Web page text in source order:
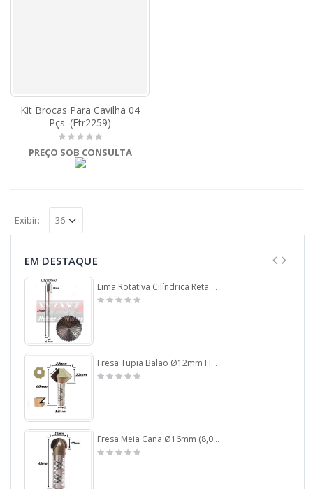
Kit Brocas Para Cavilha 04
Pçs. (Ftr2259)
PREÇO SOB CONSULTA
Exibir:
EM DESTAQUE
Lima Rotativa Cilíndrica Reta Ø12,7mm (1/2) X 25mm Corte X 175mm Comprimento X 6,0mm Haste. (Ftr0962)
Fresa Tupia Balão Ø12mm Haste. (Ftr326)
Fresa Meia Cana Ø16mm (8,0mm Raio) X 10mm X 12mm Haste. (Ftr0417)